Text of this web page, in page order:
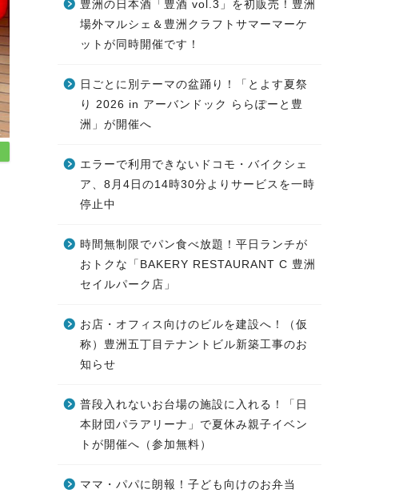
豊洲の日本酒「豊酒 vol.3」を初販売！豊洲
場外マルシェ＆豊洲クラフトサマーマーケ
ットが同時開催です！
日ごとに別テーマの盆踊り！「とよす夏祭
り 2026 in アーバンドック ららぽーと豊
洲」が開催へ
エラーで利用できないドコモ・バイクシェ
ア、8月4日の14時30分よりサービスを一時
停止中
時間無制限でパン食べ放題！平日ランチが
おトクな「BAKERY RESTAURANT C 豊洲
セイルパーク店」
お店・オフィス向けのビルを建設へ！（仮
称）豊洲五丁目テナントビル新築工事のお
知らせ
普段入れないお台場の施設に入れる！「日
本財団パラアリーナ」で夏休み親子イベン
トが開催へ（参加無料）
ママ・パパに朗報！子ども向けのお弁当